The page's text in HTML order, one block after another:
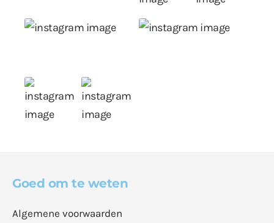
Goed om te weten
Algemene voorwaarden